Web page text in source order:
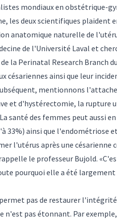
mondiaux en obstétrique-
les deux scientifiques plaident
anatomique naturelle de
de l'Université Laval et
la Perinatal Research
ainsi que leur
mentionnons
et d'hystérectomie, la rupture
santé des femmes peut aussi
ainsi que l'endométriose
l'utérus après une
le professeur Bujold.
pourquoi elle a été
pas de restaurer
pas étonnant. Par